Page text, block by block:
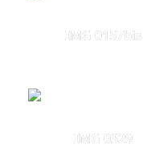
IMG 0157bis
IMG 0329